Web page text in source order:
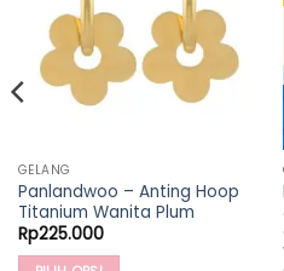
GELANG
Panlandwoo – Anting Hoop
Titanium Wanita Plum
Rp225.000